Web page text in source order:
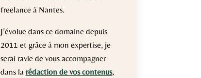
freelance à Nantes.
J’évolue dans ce domaine depuis
2011 et grâce à mon expertise, je
serai ravie de vous accompagner
dans la rédaction de vos contenus,